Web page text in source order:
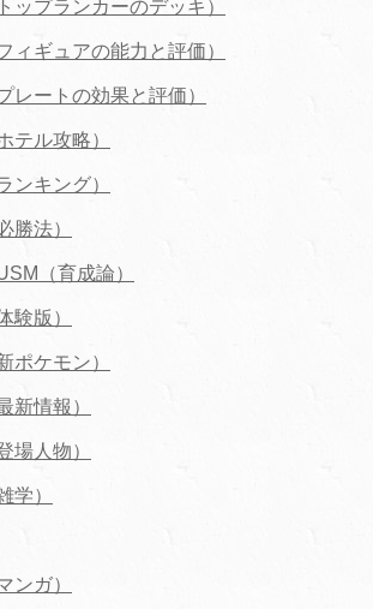
ップランカーのデッキ）
ィギュアの能力と評価）
レートの効果と評価）
テル攻略）
ンキング）
勝法）
（育成論）
験版）
ポケモン）
新情報）
場人物）
学）
ンガ）